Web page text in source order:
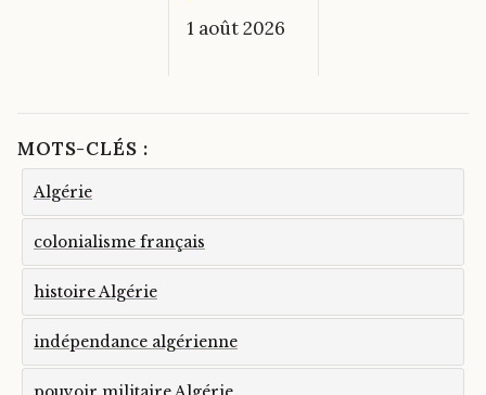
1 août 2026
MOTS-CLÉS :
Algérie
colonialisme français
histoire Algérie
indépendance algérienne